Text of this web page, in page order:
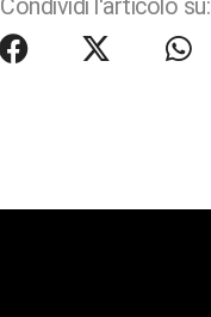
Condividi l'articolo su: